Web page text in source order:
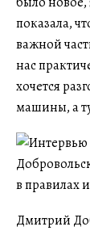
показала,
важной
нас
хочется
машины, а
Дмитрий